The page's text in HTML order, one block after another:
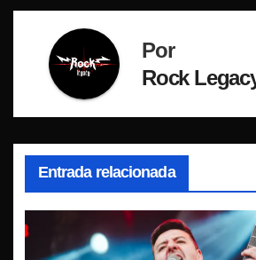
Por
Rock
Entrada relacionada